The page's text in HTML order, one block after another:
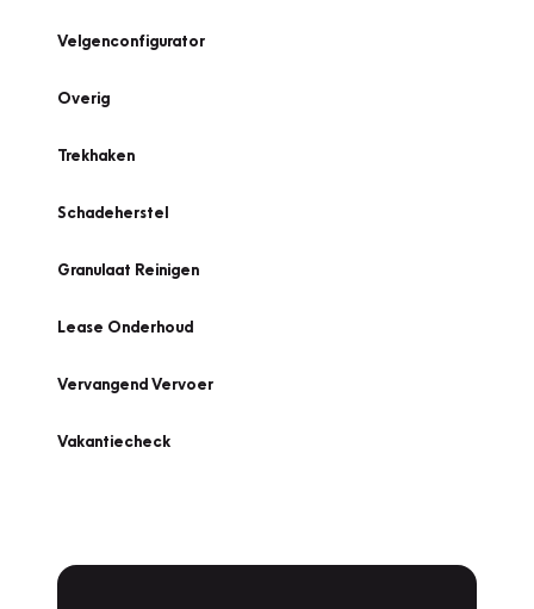
Velgenconfigurator
Overig
Trekhaken
Schadeherstel
Granulaat Reinigen
Lease Onderhoud
Vervangend Vervoer
Vakantiecheck